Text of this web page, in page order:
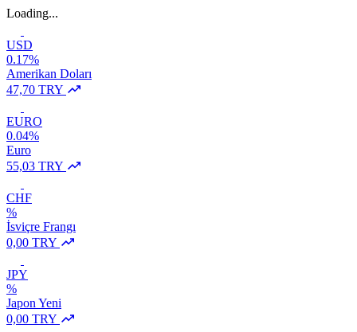
Loading...
USD
0.17%
Amerikan Doları
47,70 TRY
EURO
0.04%
Euro
55,03 TRY
CHF
%
İsviçre Frangı
0,00 TRY
JPY
%
Japon Yeni
0,00 TRY